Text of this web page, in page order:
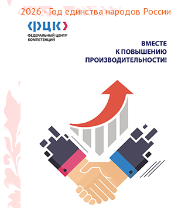
2026 - Год единства народов России